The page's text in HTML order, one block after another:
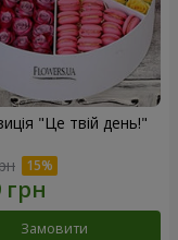
"Це твій день!"
Замовити